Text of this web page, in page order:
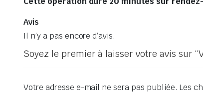
Avis
Il n’y a pas encore d’avis.
Soyez le premier à laisser votre avis sur
Votre adresse e-mail ne sera pas publiée. Les